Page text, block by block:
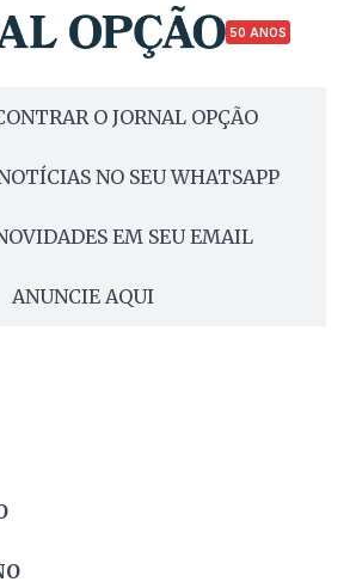
50 ANOS
O JORNAL OPÇÃO
NO SEU WHATSAPP
EM SEU EMAIL
ANUNCIE AQUI